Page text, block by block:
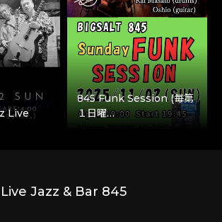
Live
845 Funk Session (毎第
１日曜…
Live Jazz & Bar 845